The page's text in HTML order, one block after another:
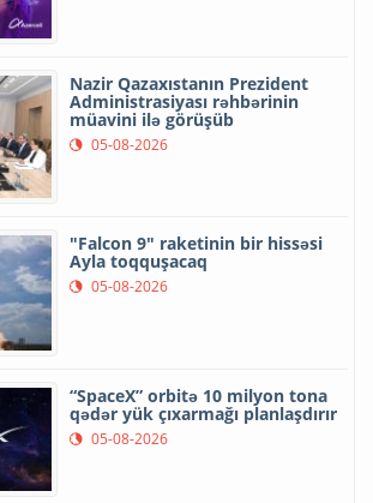
Nazir Qazaxıstanın Prezident
Administrasiyası rəhbərinin
müavini ilə görüşüb
05-08-2026
"Falcon 9" raketinin bir hissəsi
Ayla toqquşacaq
05-08-2026
“SpaceX” orbitə 10 milyon tona
qədər yük çıxarmağı planlaşdırır
05-08-2026